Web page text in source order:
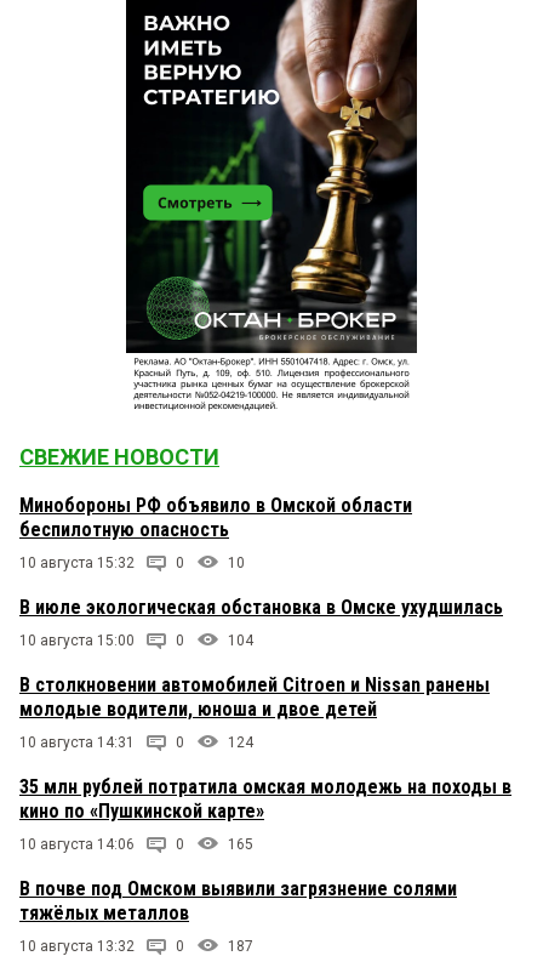
СВЕЖИЕ НОВОСТИ
Минобороны РФ объявило в Омской области
беспилотную опасность
10 августа 15:32 0 10
В июле экологическая обстановка в Омске ухудшилась
10 августа 15:00 0 104
В столкновении автомобилей Citroen и Nissan ранены
молодые водители, юноша и двое детей
10 августа 14:31 0 124
35 млн рублей потратила омская молодежь на походы в
кино по «Пушкинской карте»
10 августа 14:06 0 165
В почве под Омском выявили загрязнение солями
тяжёлых металлов
10 августа 13:32 0 187